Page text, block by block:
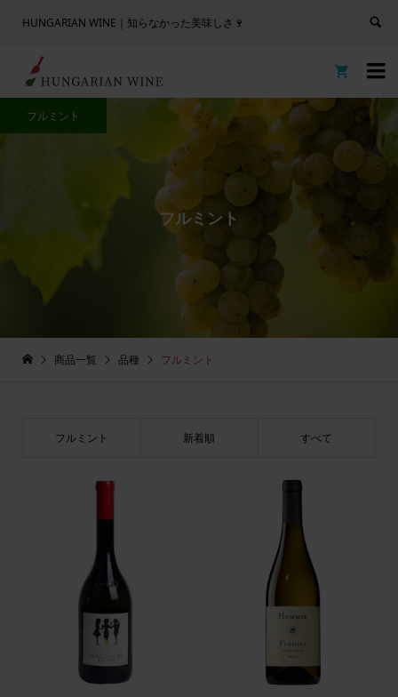
HUNGARIAN WINE｜知らなかった美味しさ🍷


フルミント
フルミント
商品一覧 品種 フルミント
フルミント 新着順 すべて